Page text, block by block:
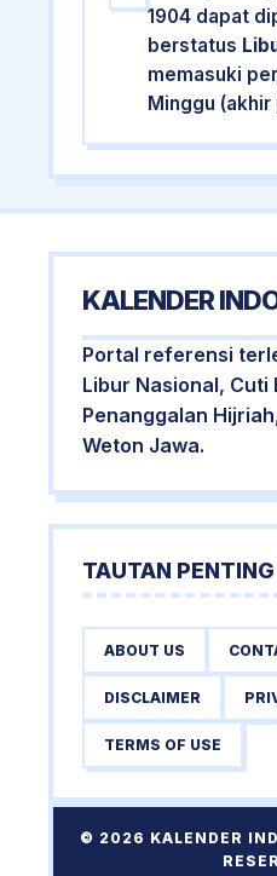
1904 dapat
berstatus
memasuki
Minggu (akhir
KALENDER
Portal referensi
Libur Nasional, Cuti
Penanggalan
Weton Jawa.
TAUTAN PENTING
ABOUT US
DISCLAIMER
TERMS OF USE
© 2026 KALENDER